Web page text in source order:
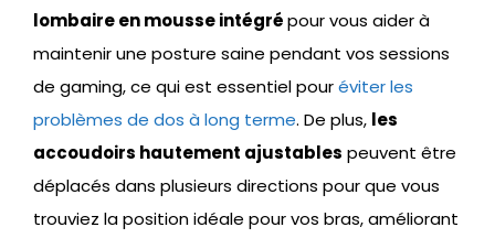
lombaire en mousse intégrépour vous aider à
maintenir une posture saine pendant vos sessions
de gaming, ce qui est essentiel pouréviter les
problèmes de dos à long terme. De plus, les
accoudoirs hautement ajustables peuvent être
déplacés dans plusieurs directions pour que vous
trouviez la position idéale pour vos bras, améliorant